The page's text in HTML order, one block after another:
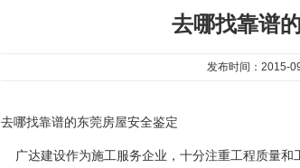
去哪找靠谱
发布时间：2015-
去哪找靠谱的东莞房屋安全鉴定
广达建设作为施工服务企业，十分注重工程质量和